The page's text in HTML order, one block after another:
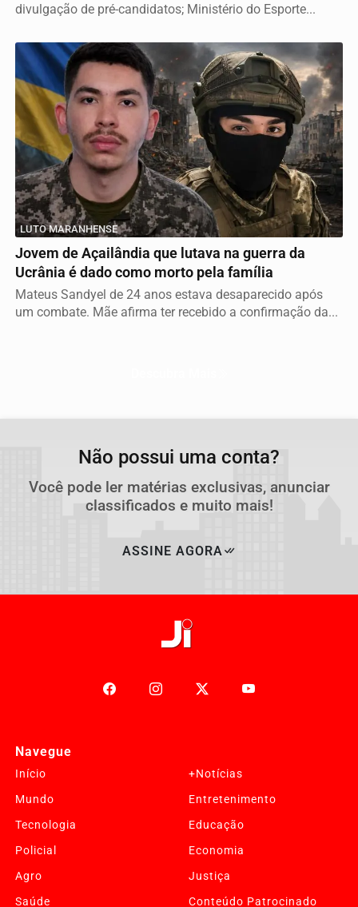
divulgação de pré-candidatos; Ministério do Esporte...
LUTO MARANHENSE
Jovem de Açailândia que lutava na guerra da
Ucrânia é dado como morto pela família
Mateus Sandyel de 24 anos estava desaparecido após
um combate. Mãe afirma ter recebido a confirmação da...
Não possui uma conta?
Você pode ler matérias exclusivas, anunciar
classificados e muito mais!
ASSINE AGORA
Navegue
Início
+Notícias
Mundo
Entretenimento
Tecnologia
Educação
Policial
Economia
Agro
Justiça
Saúde
Conteúdo Patrocinado